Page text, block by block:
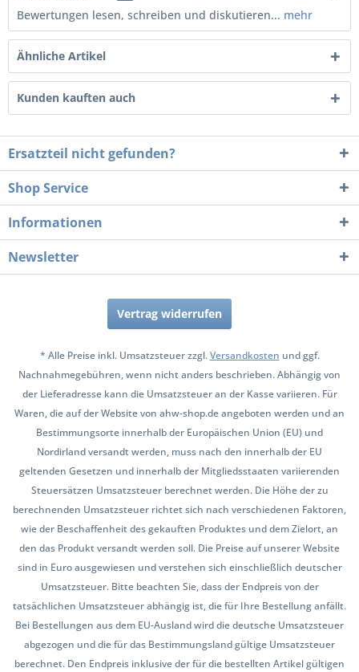
Bewertungen lesen, schreiben und diskutieren... mehr
Ähnliche Artikel
Kunden kauften auch
Ersatzteil nicht gefunden?
Shop Service
Informationen
Newsletter
Vertrag widerrufen
* Alle Preise inkl. Umsatzsteuer zzgl.Versandkosten und ggf.
Nachnahmegebühren, wenn nicht anders beschrieben. Abhängig von
der Lieferadresse kann die Umsatzsteuer an der Kasse variieren. Für
Waren, die auf der Website von ahw-shop.de angeboten werden und an
Bestimmungsorte innerhalb der Europäischen Union (EU) und
Nordirland versandt werden, muss nach den innerhalb der EU
geltenden Gesetzen und innerhalb der Mitgliedsstaaten variierenden
Steuersätzen Umsatzsteuer berechnet werden. Die Höhe der zu
berechnenden Umsatzsteuer richtet sich nach verschiedenen Faktoren,
wie der Beschaffenheit des gekauften Produktes und dem Zielort, an
den das Produkt versandt werden soll. Die Preise auf unserer Website
sind in Euro ausgewiesen und verstehen sich einschließlich deutscher
Umsatzsteuer. Bitte beachten Sie, dass der Endpreis von der
tatsächlichen Umsatzsteuer abhängig ist, die für Ihre Bestellung anfällt.
Bei Bestellungen aus dem EU-Ausland wird die deutsche Umsatzsteuer
abgezogen und die für das Bestimmungsland gültige Umsatzsteuer
berechnet. Den Endpreis inklusive der für die bestellten Artikel gültigen